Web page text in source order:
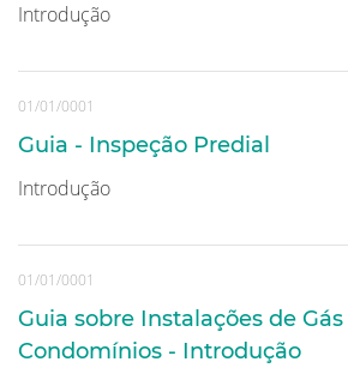
Introdução
01/01/0001
Guia - Inspeção Predial
Introdução
01/01/0001
Guia sobre Instalações de
Condomínios - Introdução